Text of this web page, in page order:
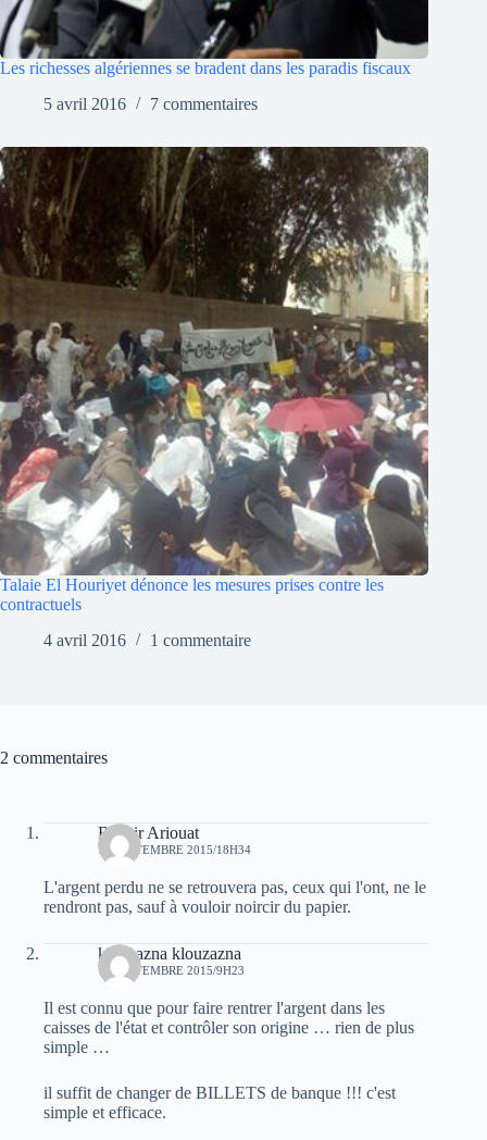
Les richesses algériennes se bradent dans les paradis fiscaux
5 avril 2016
7 commentaires
Talaie El Houriyet dénonce les mesures prises contre les
contractuels
4 avril 2016
1 commentaire
2 commentaires
Bachir Ariouat
14 SEPTEMBRE 2015/18H34
L'argent perdu ne se retrouvera pas, ceux qui l'ont, ne le
rendront pas, sauf à vouloir noircir du papier.
klouzazna klouzazna
18 SEPTEMBRE 2015/9H23
Il est connu que pour faire rentrer l'argent dans les
caisses de l'état et contrôler son origine … rien de plus
simple …
il suffit de changer de BILLETS de banque !!! c'est
simple et efficace.